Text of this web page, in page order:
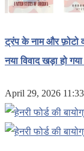
ट्रंप के नाम और फ़ोटो
नया विवाद खड़ा हो गया
April 29, 2026